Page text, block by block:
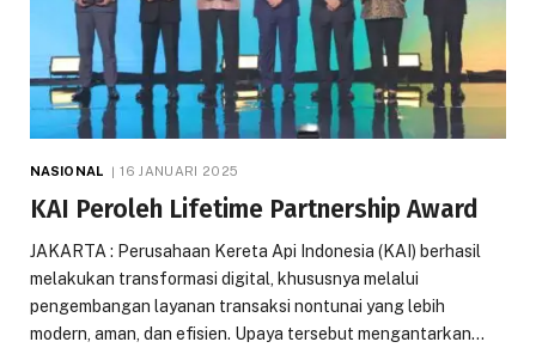
NASIONAL 16 JANUARI 2025
KAI Peroleh Lifetime Partnership Award
JAKARTA : Perusahaan Kereta Api Indonesia (KAI) berhasil
melakukan transformasi digital, khususnya melalui
pengembangan layanan transaksi nontunai yang lebih
modern, aman, dan efisien. Upaya tersebut mengantarkan…